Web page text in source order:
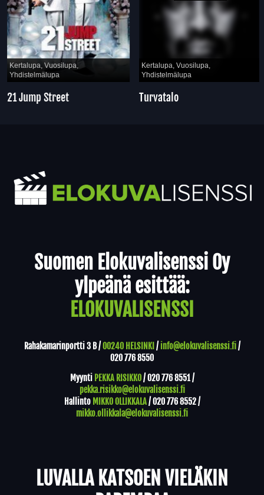
Kertalupa, Vuosilupa,
Yhdistelmälupa
21 Jump Street
Kertalupa, Vuosilupa,
Yhdistelmälupa
Turvatalo
Suomen Elokuvalisenssi Oy
ylpeänä esittää:
ELOKUVALISENSSI
Rahakamarinportti 3 B /00240 HELSINKI / info@elokuvalisenssi.fi/
020 776 8550
Myynti PEKKA RISIKKO/020 776 8551/
pekka.risikko@elokuvalisenssi.fi
Hallinto MIKKO OLLIKKALA/020 776 8552/
mikko.ollikkala@elokuvalisenssi.fi
LUVALLA KATSOEN VIELÄKIN